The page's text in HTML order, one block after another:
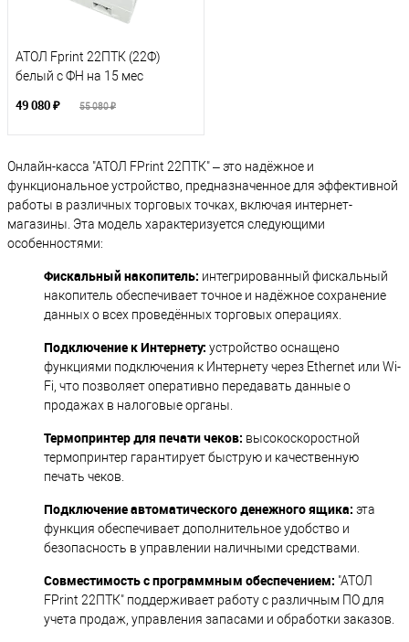
АТОЛ Fprint 22ПТК (22Ф)
белый с ФН на 15 мес
49 080 ₽ 55 080 ₽
Онлайн-касса "АТОЛ FPrint 22ПТК" – это надёжное и
функциональное устройство, предназначенное для эффективной
работы в различных торговых точках, включая интернет-
магазины. Эта модель характеризуется следующими
особенностями:
Фискальный накопитель: интегрированный фискальный
накопитель обеспечивает точное и надёжное сохранение
данных о всех проведённых торговых операциях.
Подключение к Интернету: устройство оснащено
функциями подключения к Интернету через Ethernet или Wi-
Fi, что позволяет оперативно передавать данные о
продажах в налоговые органы.
Термопринтер для печати чеков: высокоскоростной
термопринтер гарантирует быструю и качественную
печать чеков.
Подключение автоматического денежного ящика: эта
функция обеспечивает дополнительное удобство и
безопасность в управлении наличными средствами.
Совместимость с программным обеспечением: "АТОЛ
FPrint 22ПТК" поддерживает работу с различным ПО для
учета продаж, управления запасами и обработки заказов.